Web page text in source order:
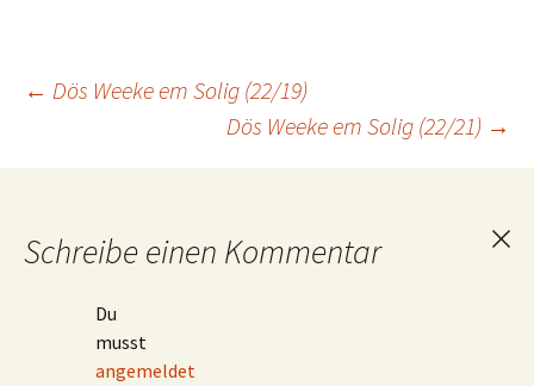
Beitragsnavigation
← Dös Weeke em Solig (22/19)
Dös Weeke em Solig (22/21) →
Schreibe einen Kommentar
Du
musst
angemeldet